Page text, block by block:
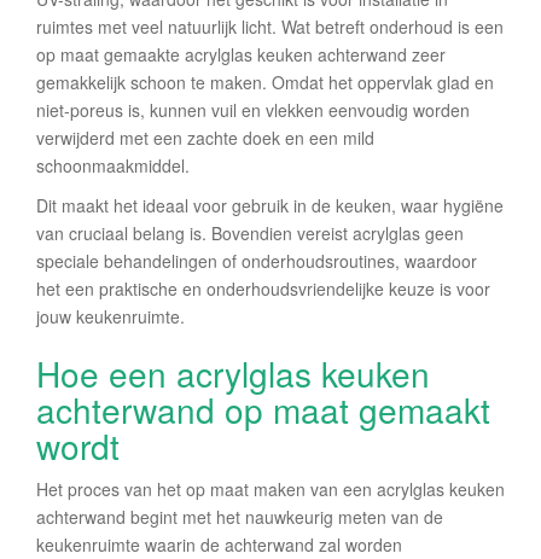
ruimtes met veel natuurlijk licht. Wat betreft onderhoud is een
op maat gemaakte acrylglas keuken achterwand zeer
gemakkelijk schoon te maken. Omdat het oppervlak glad en
niet-poreus is, kunnen vuil en vlekken eenvoudig worden
verwijderd met een zachte doek en een mild
schoonmaakmiddel.
Dit maakt het ideaal voor gebruik in de keuken, waar hygiëne
van cruciaal belang is. Bovendien vereist acrylglas geen
speciale behandelingen of onderhoudsroutines, waardoor
het een praktische en onderhoudsvriendelijke keuze is voor
jouw keukenruimte.
Hoe een acrylglas keuken
achterwand op maat gemaakt
wordt
Het proces van het op maat maken van een acrylglas keuken
achterwand begint met het nauwkeurig meten van de
keukenruimte waarin de achterwand zal worden